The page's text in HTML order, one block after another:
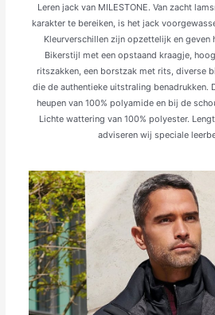
Leren jack van MILESTONE. Van zacht
karakter te bereiken, is het jack
Kleurverschillen zijn opzettelijk en geven
Bikerstijl met een opstaand kraagje,
ritszakken, een borstzak met rits, diverse
die de authentieke uitstraling
heupen van 100% polyamide en bij de
Lichte wattering van 100% polyester.
adviseren wij speciale